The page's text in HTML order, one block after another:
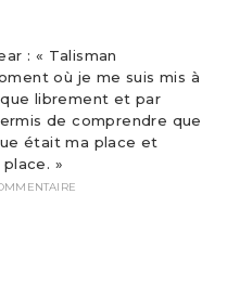
: « Talisman
où je me suis mis à
librement et par
de comprendre que
était ma place et
»